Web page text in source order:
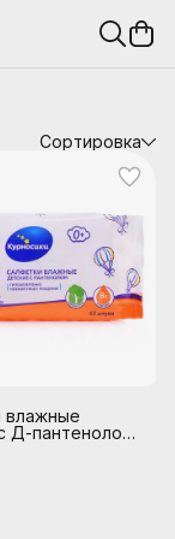
Сортировка
влажные
Д-пантенолом,